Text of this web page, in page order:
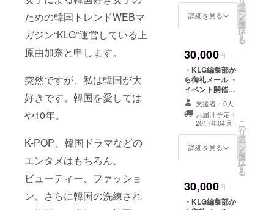
ための韓国トレンドWEBマ
ガジン“KLG”運営している上
原由加奈と申します。
突然ですが、私は韓国が大
好きです。韓国を愛しては
や10年。
K-POP、韓国ドラマなどの
エンタメはもちろん、
ビューティー、ファッショ
ン、さらに韓国の洗練され
VIPチケット
詳細を見る
タ
ー
ン
を
選
択
す
る
30,000円
・KLG編集部か
ら御礼メール ・
イベント開催に
向けた経過レ
ポート ・K-POP
アイドルのネイ
ルを担当してき
たネイリストに
よる施術 （in東
VIPペアチケット
支援者：0人
お届け予定：
2017年04月
詳細を見る
こ
の
リ
タ
ー
ン
を
選
択
す
る
30,000円
・KLG編集部か